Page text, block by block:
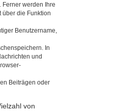
werden Ihre
über die Funktion
Benutzername,
In
und
Beiträgen oder
von